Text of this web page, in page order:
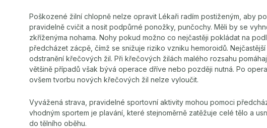
Poškozené žilní chlopně nelze opravit Lékaři radím postiženým, aby
pravidelně cvičit a nosit podpůrné ponožky, punčochy. Měli by se
zkříženýma nohama. Nohy pokud možno co nejčastěji pokládat na
předcházet zácpě, čímž se snižuje riziko vzniku hemoroidů.
odstranění křečových žil. Při křečových žilách malého rozsahu
většině případů však bývá operace dříve nebo později nutná. Po
ovšem tvorbu nových křečových žil nelze vyloučit.
Vyvážená strava, pravidelné sportovní aktivity mohou pomoci
vhodným sportem je plavání, které stejnoměrně zatěžuje celé tělo a
do tělního oběhu.